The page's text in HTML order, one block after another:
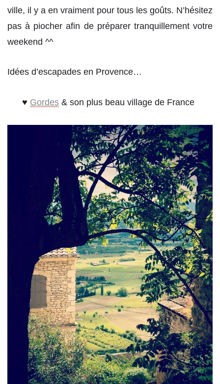
ville, il y a en vraiment pour tous les goûts. N’hésitez
pas à piocher afin de préparer tranquillement votre
weekend ^^
Idées d’escapades en Provence…
♥ Gordes & son plus beau village de France